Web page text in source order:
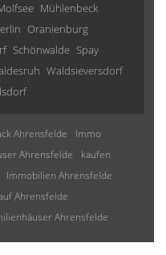
Mühlenbeck
Oranienburg
Schönwalde Spay
Waldsieversdorf
Ahrensfelde
Immo
Ahrensfelde
kaufen
Immobilien Ahrensfelde
Ahrensfelde
Ahrensfelde